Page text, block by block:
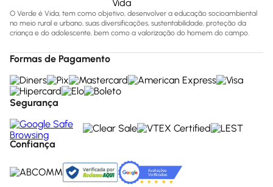
O Verde é Vida, tem como objetivo, desenvolver a educação socioambiental
no meio rural e urbano, suas diversificações, sustentabilidade, proteção da
criança e do adolescente, bem como a valorização do homem do campo.
Formas de Pagamento
Segurança
Confiança